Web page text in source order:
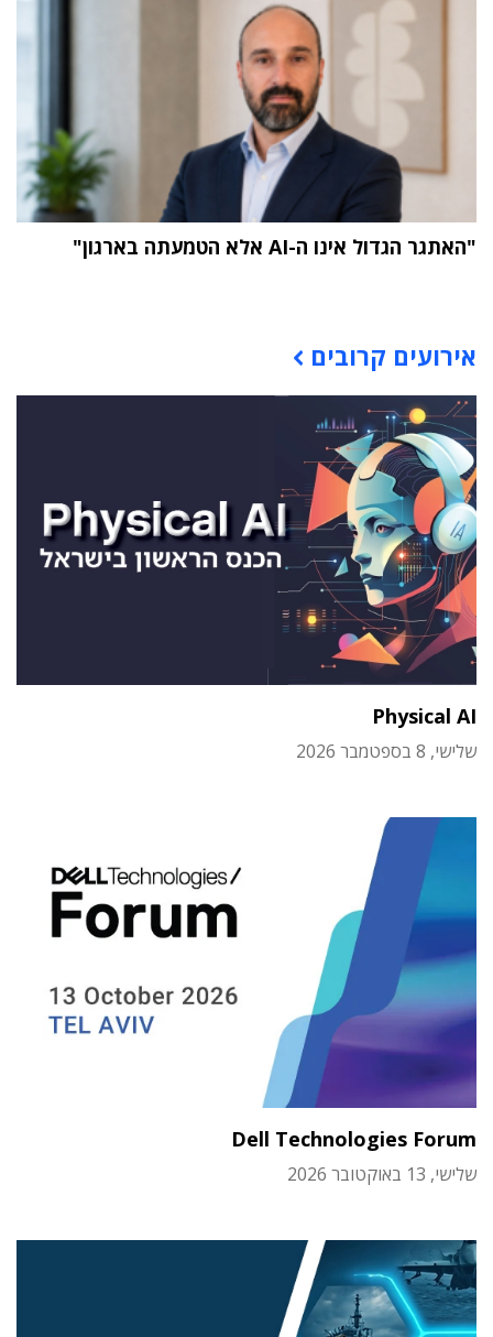
"האתגר הגדול אינו ה-AI אלא הטמעתה בארגון"
אירועים קרובים
Physical AI
שלישי, 8 בספטמבר 2026
Dell Technologies Forum
שלישי, 13 באוקטובר 2026